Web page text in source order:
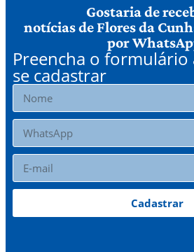
Gostaria de
notícias de Flores da
por
Preencha o formulário
se cadastrar
Cadastrar